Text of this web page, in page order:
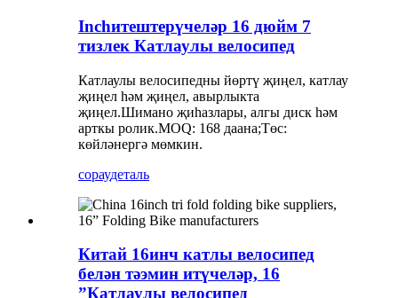
Inchитештерүчеләр 16 дюйм 7
тизлек Катлаулы велосипед
Катлаулы велосипедны йөртү җиңел, катлау
җиңел һәм җиңел, авырлыкта
җиңел.Шимано җиһазлары, алгы диск һәм
арткы ролик.MOQ: 168 даана;Төс:
көйләнергә мөмкин.
сораудеталь
Китай 16инч катлы велосипед
белән тәэмин итүчеләр, 16
”Катлаулы велосипед